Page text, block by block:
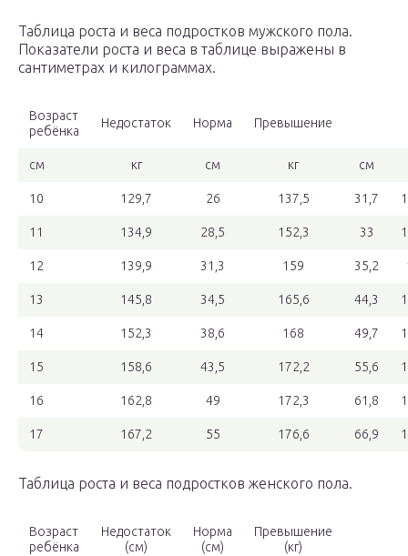
Таблица роста и веса подростков мужского пола.
Показатели роста и веса в таблице выражены в
сантиметрах и килограммах.
Возраст
ребёнка
Недостаток Норма Превышение
см кг см кг см
10 129,7 26 137,5 31,7
11 134,9 28,5 152,3 33
12 139,9 31,3 159 35,2
13 145,8 34,5 165,6 44,3
14 152,3 38,6 168 49,7
15 158,6 43,5 172,2 55,6
16 162,8 49 172,3 61,8
17 167,2 55 176,6 66,9
Таблица роста и веса подростков женского пола.
Возраст
ребёнка
Недостаток
(см)
Норма
(см)
Превышение
(кг)